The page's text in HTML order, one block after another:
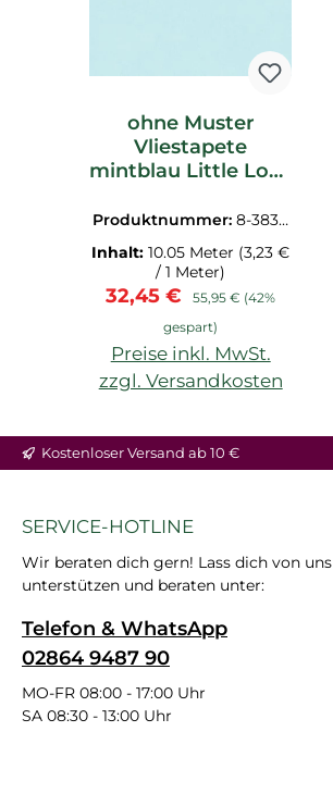
ohne Muster
Vliestapete
mintblau Little Love
Produktnummer: 8-38311
Inhalt:10.05 Meter (3,23 €
/ 1 Meter)
Verkaufspreis:
32,45 € Regulärer Preis:
55,95 € (42%
gespart)
Preise inkl. MwSt.
zzgl. Versandkosten
Kostenloser Versand ab 10 €
SERVICE-HOTLINE
Wir beraten dich gern! Lass dich von uns
unterstützen und beraten unter:
Telefon & WhatsApp
02864 9487 90
MO-FR 08:00 - 17:00 Uhr
SA 08:30 - 13:00 Uhr